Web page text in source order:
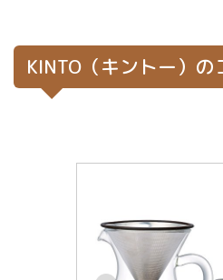
KINTO（キントー）の